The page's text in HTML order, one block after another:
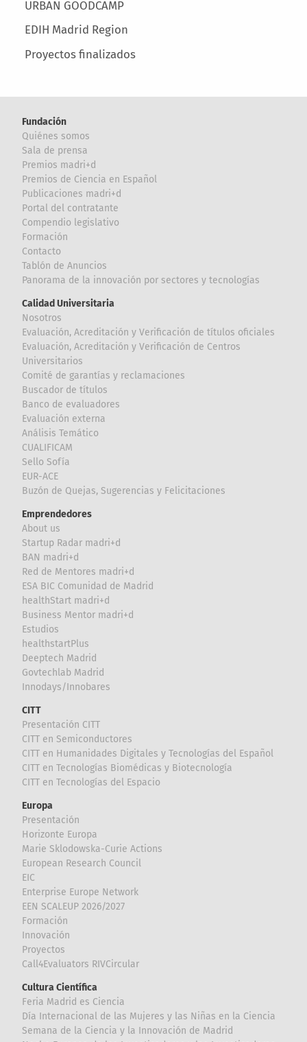
URBAN GOODCAMP
EDIH Madrid Region
Proyectos finalizados
Fundación
Quiénes somos
Sala de prensa
Premios madri+d
Premios de Ciencia en Español
Publicaciones madri+d
Portal del contratante
Compendio legislativo
Formación
Contacto
Tablón de Anuncios
Panorama de la innovación por sectores y tecnologías
Calidad Universitaria
Nosotros
Evaluación, Acreditación y Verificación de títulos oficiales
Evaluación, Acreditación y Verificación de Centros
Universitarios
Comité de garantías y reclamaciones
Buscador de títulos
Banco de evaluadores
Evaluación externa
Análisis Temático
CUALIFICAM
Sello Sofía
EUR-ACE
Buzón de Quejas, Sugerencias y Felicitaciones
Emprendedores
About us
Startup Radar madri+d
BAN madri+d
Red de Mentores madri+d
ESA BIC Comunidad de Madrid
healthStart madri+d
Business Mentor madri+d
Estudios
healthstartPlus
Deeptech Madrid
Govtechlab Madrid
Innodays/Innobares
CITT
Presentación CITT
CITT en Semiconductores
CITT en Humanidades Digitales y Tecnologías del Español
CITT en Tecnologías Biomédicas y Biotecnología
CITT en Tecnologías del Espacio
Europa
Presentación
Horizonte Europa
Marie Sklodowska-Curie Actions
European Research Council
EIC
Enterprise Europe Network
EEN SCALEUP 2026/2027
Formación
Innovación
Proyectos
Call4Evaluators RIVCircular
Cultura Científica
Feria Madrid es Ciencia
Día Internacional de las Mujeres y las Niñas en la Ciencia
Semana de la Ciencia y la Innovación de Madrid